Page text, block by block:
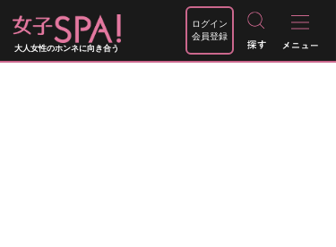
大人女性のホンネに向き合う
ログイン
会員登録